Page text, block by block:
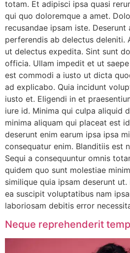
totam. Et adipisci ipsa quasi
qui quo doloremque a amet.
recusandae ipsam iste. Deserunt
perferendis ab delectus deleniti.
ut delectus expedita. Sint sunt
officia. Ullam impedit et ut
est commodi a iusto ut dicta
ad explicabo. Quia incidunt
iusto et. Eligendi in et
iure id. Minima qui culpa aliquid
minima aliquam qui placeat est
deserunt enim earum ipsa ipsa
consequatur enim. Blanditiis est
Sequi a consequuntur omnis
quidem quo sunt molestiae
similique quia ipsam deserunt
ea suscipit voluptatibus nam
laboriosam debitis error
Neque reprehenderit